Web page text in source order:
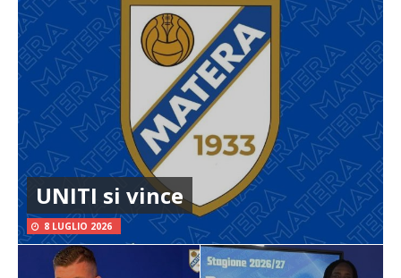
UNITI si vince
8 LUGLIO 2026